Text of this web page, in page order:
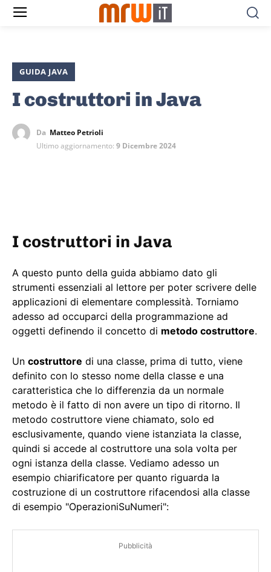
GUIDA JAVA
I costruttori in Java
Da Matteo Petrioli
Ultimo aggiornamento: 9 Dicembre 2024
I costruttori in Java
A questo punto della guida abbiamo dato gli
strumenti essenziali al lettore per poter scrivere delle
applicazioni di elementare complessità. Torniamo
adesso ad occuparci della programmazione ad
oggetti definendo il concetto di metodo costruttore.
Un costruttore di una classe, prima di tutto, viene
definito con lo stesso nome della classe e una
caratteristica che lo differenzia da un normale
metodo è il fatto di non avere un tipo di ritorno. Il
metodo costruttore viene chiamato, solo ed
esclusivamente, quando viene istanziata la classe,
quindi si accede al costruttore una sola volta per
ogni istanza della classe. Vediamo adesso un
esempio chiarificatore per quanto riguarda la
costruzione di un costruttore rifacendosi alla classe
di esempio "OperazioniSuNumeri":
Pubblicità